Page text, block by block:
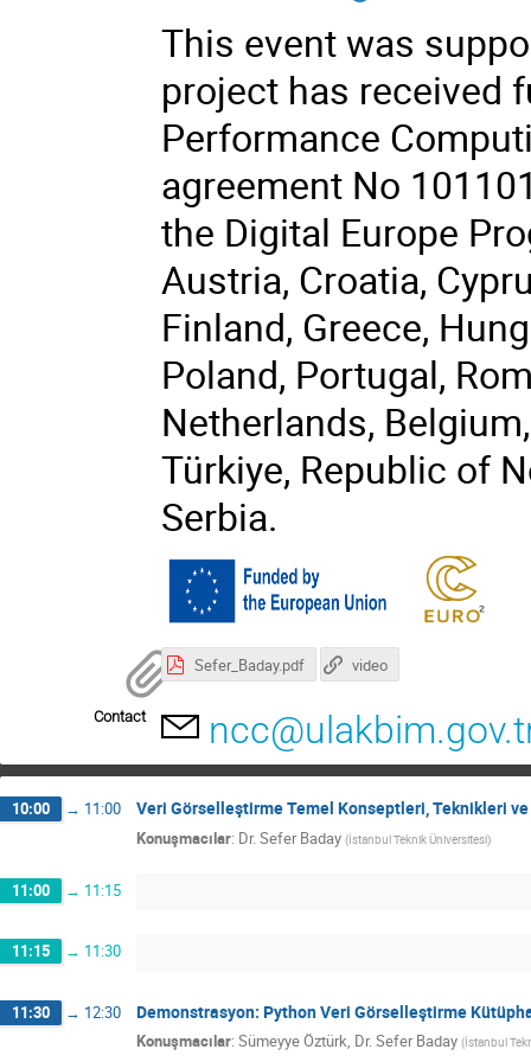
This event was
project has received
Performance
agreement No
the Digital Europe
Austria, Croatia,
Finland, Greece,
Poland, Portugal,
Netherlands,
Türkiye, Republic of
Serbia.
Sefer_Baday.pdf video
Contact
10:00 → 11:00 Veri Görselleştirme Temel Konseptleri, Teknikleri
Konuşmacılar: Dr.Sefer Baday (İstanbul Teknik Üniversitesi)
11:00 → 11:15
11:15 → 11:30
11:30 → 12:30 Demonstrasyon: Python Veri Görselleştirme
Konuşmacılar: Sümeyye Öztürk, Dr.Sefer Baday (İstanbul